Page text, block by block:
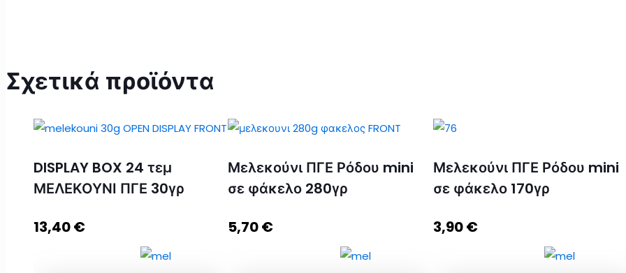
Σχετικά προϊόντα
DISPLAY BOX 24 τεμ
ΜΕΛΕΚΟΥΝΙ ΠΓΕ 30γρ
13,40€
Μελεκούνι ΠΓΕ Ρόδου mini
σε φάκελο 280γρ
5,70€
Μελεκούνι ΠΓΕ Ρόδου mini
σε φάκελο 170γρ
3,90€